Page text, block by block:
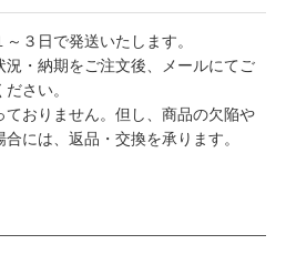
３日で発送いたします。
・納期をご注文後、メールにてご
さい。
おりません。但し、商品の欠陥や
には、返品・交換を承ります。